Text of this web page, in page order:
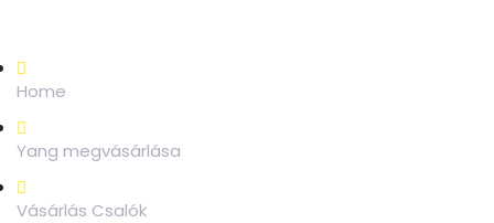
Home
Yang megvásárlása
Vásárlás Csalók